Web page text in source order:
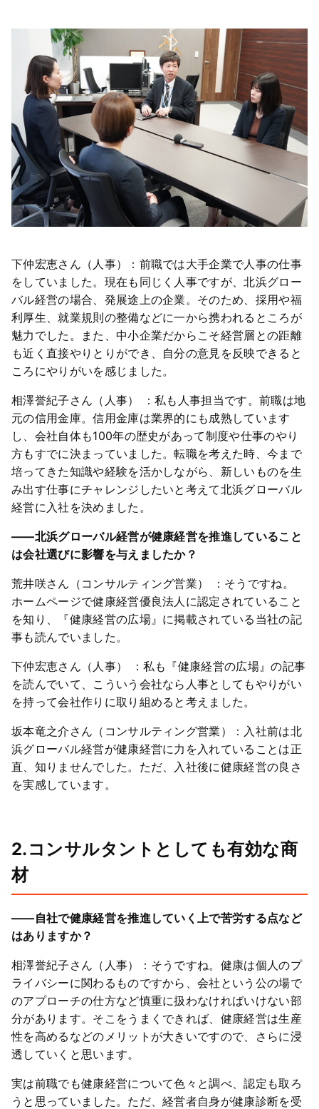
下仲宏恵さん（人事）：前職では大手企業で人事の仕事
をしていました。現在も同じく人事ですが、北浜グロー
バル経営の場合、発展途上の企業。そのため、採用や福
利厚生、就業規則の整備などに一から携われるところが
魅力でした。また、中小企業だからこそ経営層との距離
も近く直接やりとりができ、自分の意見を反映できると
ころにやりがいを感じました。
相澤誉紀子さん（人事） ：私も人事担当です。前職は地
元の信用金庫。信用金庫は業界的にも成熟しています
し、会社自体も100年の歴史があって制度や仕事のやり
方もすでに決まっていました。転職を考えた時、今まで
培ってきた知識や経験を活かしながら、新しいものを生
み出す仕事にチャレンジしたいと考えて北浜グローバル
経営に入社を決めました。
――北浜グローバル経営が健康経営を推進していること
は会社選びに影響を与えましたか？
荒井咲さん（コンサルティング営業） ：そうですね。
ホームページで健康経営優良法人に認定されていること
を知り、『健康経営の広場』に掲載されている当社の記
事も読んでいました。
下仲宏恵さん（人事） ：私も『健康経営の広場』の記事
を読んでいて、こういう会社なら人事としてもやりがい
を持って会社作りに取り組めると考えました。
坂本竜之介さん（コンサルティング営業）：入社前は北
浜グローバル経営が健康経営に力を入れていることは正
直、知りませんでした。ただ、入社後に健康経営の良さ
を実感しています。
2.コンサルタントとしても有効な商
材
――自社で健康経営を推進していく上で苦労する点など
はありますか？
相澤誉紀子さん（人事）：そうですね。健康は個人のプ
ライバシーに関わるものですから、会社という公の場で
のアプローチの仕方など慎重に扱わなければいけない部
分があります。そこをうまくできれば、健康経営は生産
性を高めるなどのメリットが大きいですので、さらに浸
透していくと思います。
実は前職でも健康経営について色々と調べ、認定も取ろ
うと思っていました。ただ、経営者自身が健康診断を受